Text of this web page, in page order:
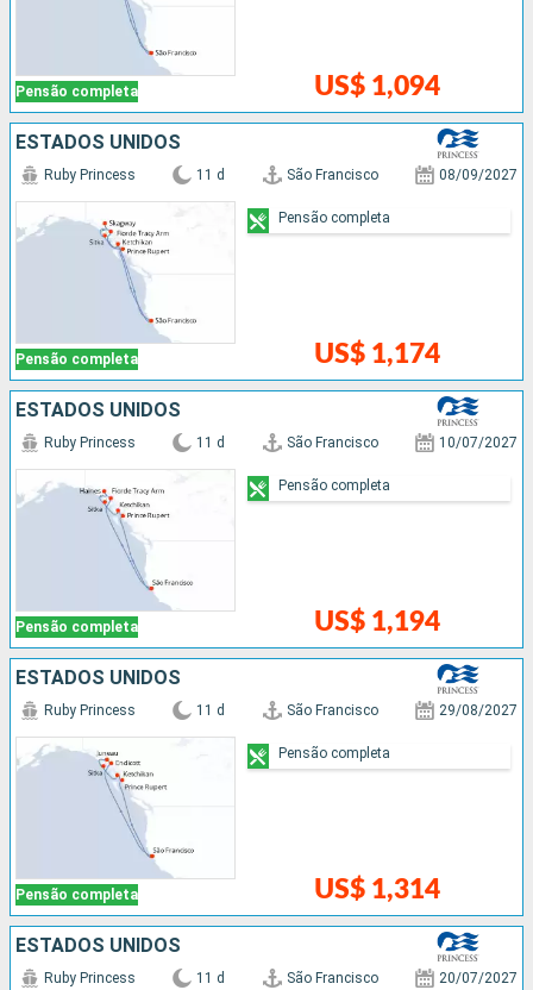
Pensão completa US$ 1,094
ESTADOS UNIDOS
Pensão completa
Ruby Princess 11 d São Francisco 08/09/2027
US$ 1,174
Pensão completa
ESTADOS UNIDOS
Pensão completa
Ruby Princess 11 d São Francisco 10/07/2027
US$ 1,194
Pensão completa
ESTADOS UNIDOS
Pensão completa
Ruby Princess 11 d São Francisco 29/08/2027
US$ 1,314
Pensão completa
ESTADOS UNIDOS
Ruby Princess 11 d São Francisco 20/07/2027